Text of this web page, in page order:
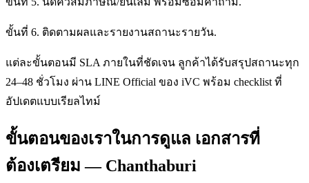
ขั้นที่ 6. ติดตามผลและรายงานสถานะรายวัน.
แต่ละขั้นตอนมี SLA ภายในที่ชัดเจน ลูกค้าได้รับสรุปสถานะทุก
24–48 ชั่วโมง ผ่าน LINE Official ของ iVC พร้อม checklist ที่
อัปเดตแบบเรียลไทม์
ขั้นตอนของเราในการดูแล เอกสารที่
ต้องเตรียม — Chanthaburi